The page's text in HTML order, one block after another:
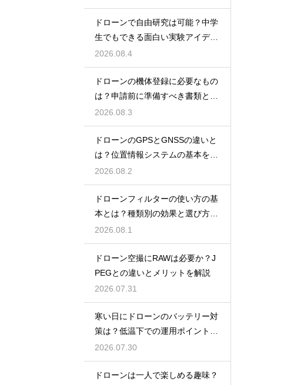
ドローンで自由研究は可能？中学
生でもできる面白い実験アイデア
を紹介
2026.08.4
ドローンの機体登録に必要なもの
は？申請前に準備すべき書類と情
報
2026.08.3
ドローンのGPSとGNSSの違いと
は？位置情報システムの基本を解
説
2026.08.2
ドローンフィルターの使い方の基
本とは？種類別の効果と選び方を
解説
2026.08.1
ドローン空撮にRAWは必要か？J
PEGとの違いとメリットを解説
2026.07.31
寒い日にドローンのバッテリー対
策は？低温下での運用ポイントと
注意点
2026.07.30
ドローンは一人で楽しめる趣味？